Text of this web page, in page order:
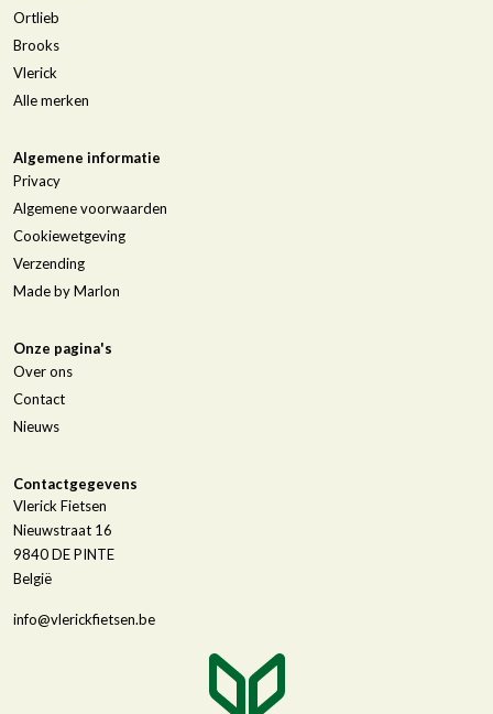
Ortlieb
Brooks
Vlerick
Alle merken
Algemene informatie
Privacy
Algemene voorwaarden
Cookiewetgeving
Verzending
Made by Marlon
Onze pagina's
Over ons
Contact
Nieuws
Contactgegevens
Vlerick Fietsen
Nieuwstraat 16
9840DE PINTE
België
info@vlerickfietsen.be